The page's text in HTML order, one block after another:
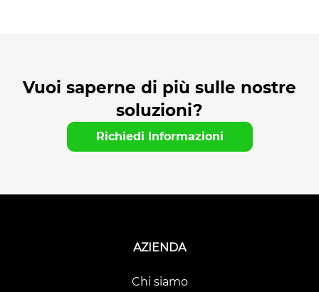
Vuoi saperne di più sulle nostre
soluzioni?
Richiedi Informazioni
AZIENDA
Chi siamo